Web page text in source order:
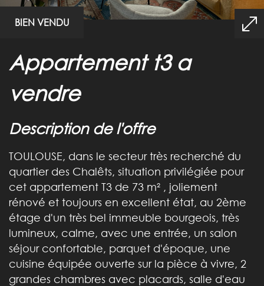
BIEN VENDU
appartement t3 a
vendre
description de l'offre
TOULOUSE, dans le secteur très recherché du
quartier des Chalêts, situation privilégiée pour
cet appartement T3 de 73 m² , joliement
rénové et toujours en excellent état, au 2ème
étage d'un très bel immeuble bourgeois, très
lumineux, calme, avec une entrée, un salon
séjour confortable, parquet d'époque, une
cuisine équipée ouverte sur la pièce à vivre, 2
grandes chambres avec placards, salle d'eau